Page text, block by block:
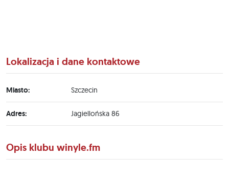
Lokalizacja i dane kontaktowe
Miasto: Szczecin
Adres: Jagiellońska 86
Opis klubu winyle.fm